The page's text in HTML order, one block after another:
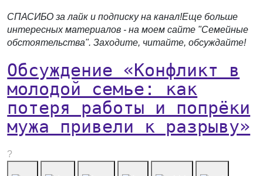
СПАСИБО за лайк и подписку на канал!Еще больше
интересных материалов - на моем сайте "Семейные
обстоятельства". Заходите, читайте, обсуждайте!
Обсуждение «Конфликт в
молодой семье: как
потеря работы и попрёки
мужа привели к разрыву»
?